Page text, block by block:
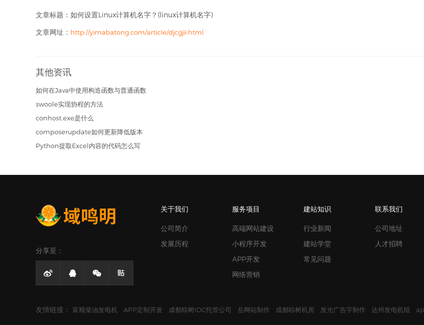
文章标题：如何设置Linux计算机名字？(linux计算机名字)
文章网址： http://yimabatong.com/article/djcgjii.html
其他资讯
如何在Java中使用构造函数与普通函数
swoole实现协程的方法
conhost.exe是什么
composerupdate如何更新降低版本
Python提取Excel内容的代码怎么写
分享至：
   
关于我们
公司简介
发展历程
服务项目
高端网站建设
小程序开发
APP开发
网络营销
建站知识
行业新闻
建站学堂
常见问题
联系我们
公司地址
人才招聘
友情链接： 富顺柴油发电机 APP定制开发 成都棕树IDC托管公司 岳网站制作 成都棕树机房 发光广告字制作 达州发电机组